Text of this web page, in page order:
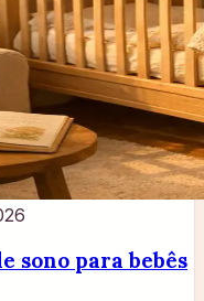
sono para bebês